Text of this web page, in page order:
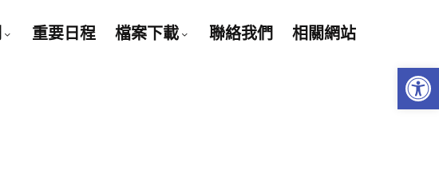
重要日程 檔案下載 聯絡我們 相關網站